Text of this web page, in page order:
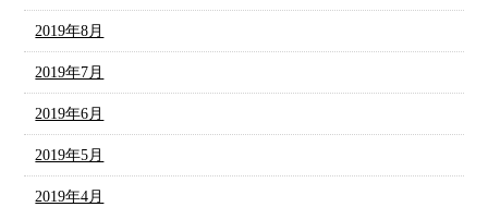
2019年8月
2019年7月
2019年6月
2019年5月
2019年4月